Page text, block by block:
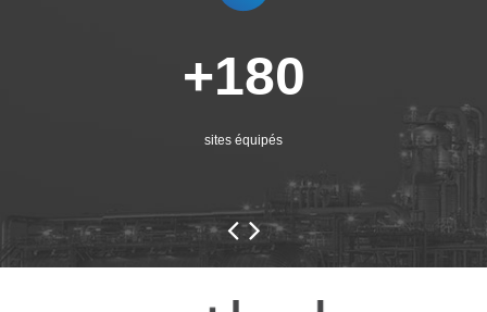
+180
sites équipés